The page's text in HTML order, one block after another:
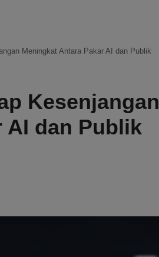
Meningkat Antara Pakar AI dan Publik
Kesenjangan
AI dan Publik